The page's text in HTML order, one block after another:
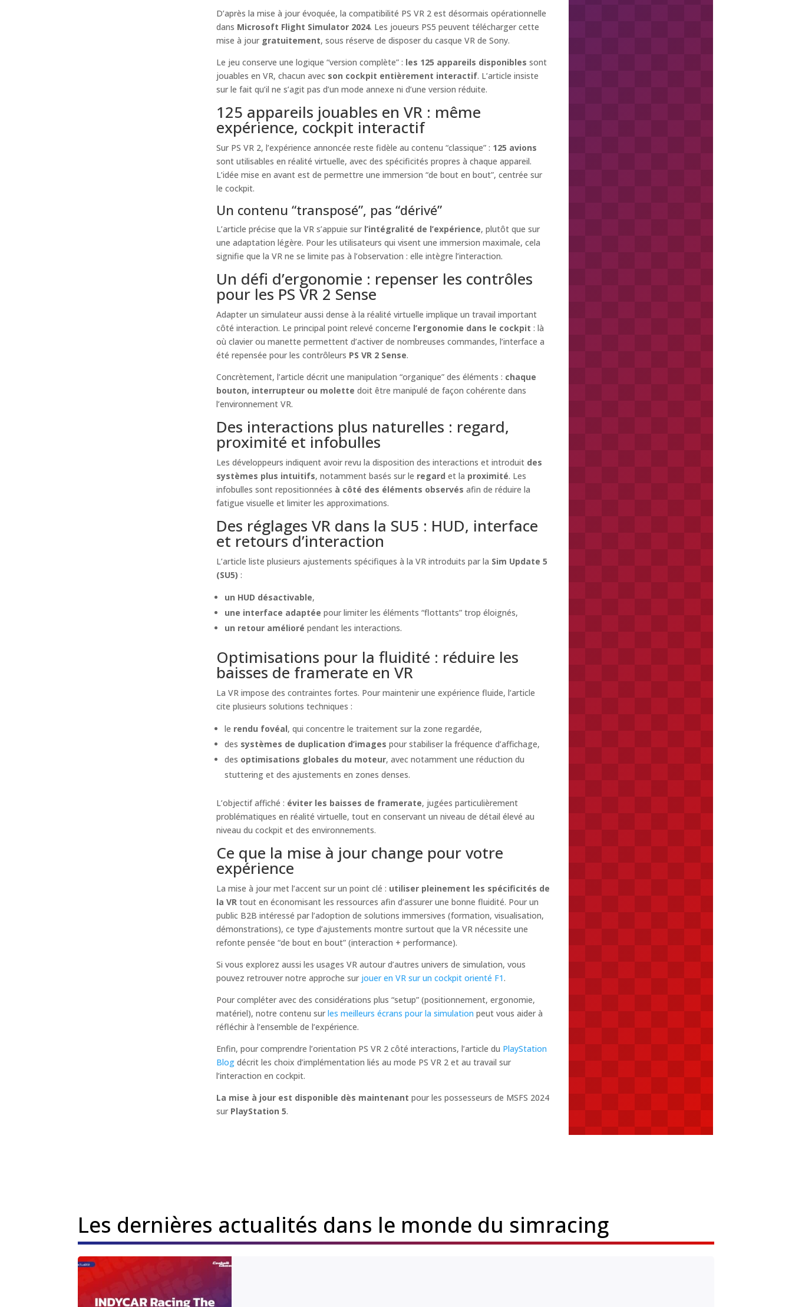
D’après la mise à jour évoquée, la compatibilité PS VR 2 est désormais opérationnelle
dans Microsoft Flight Simulator 2024. Les joueurs PS5 peuvent télécharger cette
mise à jour gratuitement, sous réserve de disposer du casque VR de Sony.
Le jeu conserve une logique “version complète” : les 125 appareils disponibles sont
jouables en VR, chacun avec son cockpit entièrement interactif. L’article insiste
sur le fait qu’il ne s’agit pas d’un mode annexe ni d’une version réduite.
125 appareils jouables en VR : même
expérience, cockpit interactif
Sur PS VR 2, l’expérience annoncée reste fidèle au contenu “classique” : 125 avions
sont utilisables en réalité virtuelle, avec des spécificités propres à chaque appareil.
L’idée mise en avant est de permettre une immersion “de bout en bout”, centrée sur
le cockpit.
Un contenu “transposé”, pas “dérivé”
L’article précise que la VR s’appuie sur l’intégralité de l’expérience, plutôt que sur
une adaptation légère. Pour les utilisateurs qui visent une immersion maximale, cela
signifie que la VR ne se limite pas à l’observation : elle intègre l’interaction.
Un défi d’ergonomie : repenser les contrôles
pour les PS VR 2 Sense
Adapter un simulateur aussi dense à la réalité virtuelle implique un travail important
côté interaction. Le principal point relevé concerne l’ergonomie dans le cockpit : là
où clavier ou manette permettent d’activer de nombreuses commandes, l’interface a
été repensée pour les contrôleurs PS VR 2 Sense.
Concrètement, l’article décrit une manipulation “organique” des éléments : chaque
bouton, interrupteur ou molette doit être manipulé de façon cohérente dans
l’environnement VR.
Des interactions plus naturelles : regard,
proximité et infobulles
Les développeurs indiquent avoir revu la disposition des interactions et introduit des
systèmes plus intuitifs, notamment basés sur le regard et la proximité. Les
infobulles sont repositionnées à côté des éléments observés afin de réduire la
fatigue visuelle et limiter les approximations.
Des réglages VR dans la SU5 : HUD, interface
et retours d’interaction
L’article liste plusieurs ajustements spécifiques à la VR introduits par la Sim Update 5
(SU5) :
un HUD désactivable,
une interface adaptée pour limiter les éléments “flottants” trop éloignés,
un retour amélioré pendant les interactions.
Optimisations pour la fluidité : réduire les
baisses de framerate en VR
La VR impose des contraintes fortes. Pour maintenir une expérience fluide, l’article
cite plusieurs solutions techniques :
le rendu fovéal, qui concentre le traitement sur la zone regardée,
des systèmes de duplication d’images pour stabiliser la fréquence d’affichage,
des optimisations globales du moteur, avec notamment une réduction du
stuttering et des ajustements en zones denses.
L’objectif affiché : éviter les baisses de framerate, jugées particulièrement
problématiques en réalité virtuelle, tout en conservant un niveau de détail élevé au
niveau du cockpit et des environnements.
Ce que la mise à jour change pour votre
expérience
La mise à jour met l’accent sur un point clé : utiliser pleinement les spécificités de
la VR tout en économisant les ressources afin d’assurer une bonne fluidité. Pour un
public B2B intéressé par l’adoption de solutions immersives (formation, visualisation,
démonstrations), ce type d’ajustements montre surtout que la VR nécessite une
refonte pensée “de bout en bout” (interaction + performance).
Si vous explorez aussi les usages VR autour d’autres univers de simulation, vous
pouvez retrouver notre approche sur jouer en VR sur un cockpit orienté F1.
Pour compléter avec des considérations plus “setup” (positionnement, ergonomie,
matériel), notre contenu sur les meilleurs écrans pour la simulation peut vous aider à
réfléchir à l’ensemble de l’expérience.
Enfin, pour comprendre l’orientation PS VR 2 côté interactions, l’article du PlayStation
Blogdécrit les choix d’implémentation liés au mode PS VR 2 et au travail sur
l’interaction en cockpit.
La mise à jour est disponible dès maintenant pour les possesseurs de MSFS 2024
sur PlayStation 5.
Les dernières actualités dans le monde du simracing